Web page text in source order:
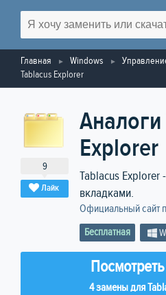
Главная Windows
Tablacus Explorer
9
Лайк
Explorer
Tablacus Explorer
вкладками.
Официальный сайт
Бесплатная
4 замены для